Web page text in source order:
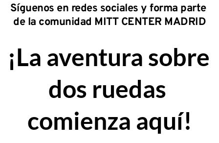
Síguenos en redes sociales y forma parte
de la comunidad MITT CENTER MADRID
¡La aventura sobre
dos ruedas
comienza aquí!